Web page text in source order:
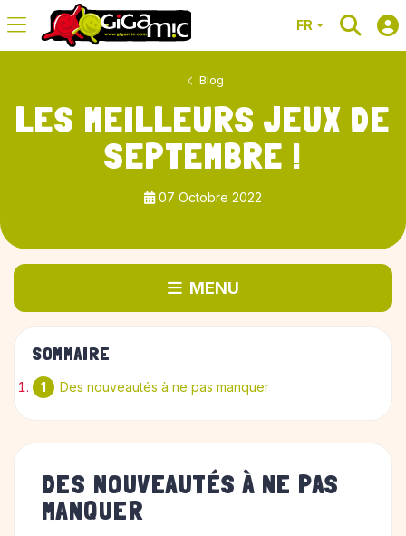
FR
Blog
LES MEILLEURS JEUX DE
SEPTEMBRE !
07 Octobre 2022
SOMMAIRE
Des nouveautés à ne pas manquer
DES NOUVEAUTÉS À NE PAS
MANQUER
MENU